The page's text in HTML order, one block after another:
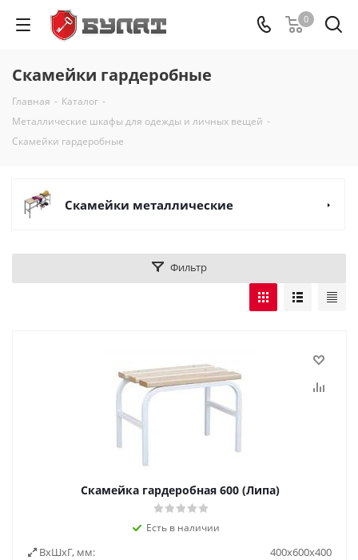
0
Скамейки гардеробные
Главная - Каталог -
Металлические шкафы для одежды и личных вещей -
Скамейки гардеробные
Скамейки металлические
Фильтр
Скамейка гардеробная 600 (Липа)
Есть в наличии
ВxШxГ, мм:
400х600х400